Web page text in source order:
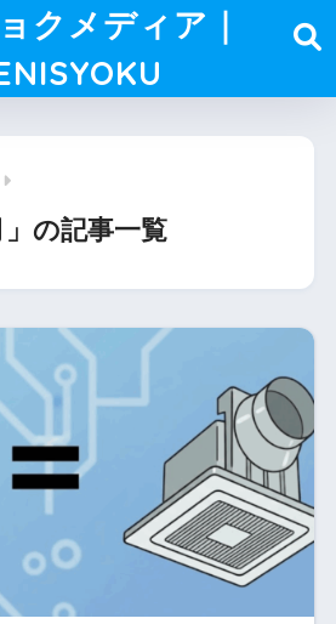
クメディア｜
」の記事一覧